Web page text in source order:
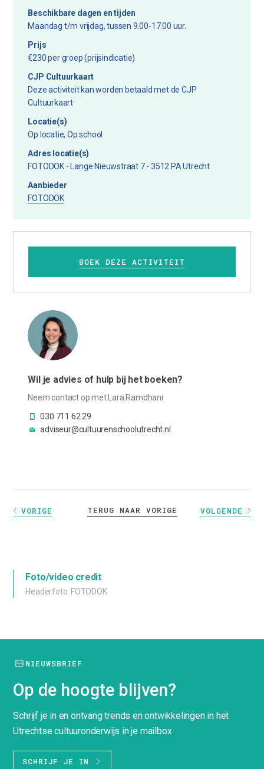
Beschikbare dagen en tijden
Maandag t/m vrijdag, tussen 9.00-17.00 uur.
Prijs
€230 per groep (prijsindicatie)
CJP Cultuurkaart
Deze activiteit kan worden betaald met de CJP
Cultuurkaart
Locatie(s)
Op locatie, Op school
Adres locatie(s)
FOTODOK - Lange Nieuwstraat 7 - 3512 PA Utrecht
Aanbieder
FOTODOK
BOEK DEZE ACTIVITEIT
Wil je advies of hulp bij het boeken?
Neem contact op met Lara Ramdhani
030 711 62 29
adviseur@cultuurenschoolutrecht.nl
VORIGE TERUG NAAR VORIGE VOLGENDE
Foto/video credit
Headerfoto: FOTODOK
NIEUWSBRIEF
Op de hoogte blijven?
Schrijf je in en ontvang trends en ontwikkelingen in het
Utrechtse cultuuronderwijs in je mailbox
SCHRIJF JE IN